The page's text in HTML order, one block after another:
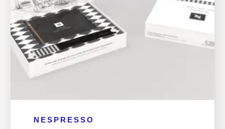
NESPRESSO